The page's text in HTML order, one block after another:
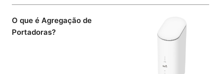
O que é Agregação de
Portadoras?